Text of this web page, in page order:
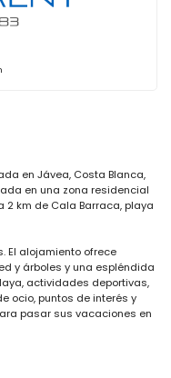
en Jávea, Costa Blanca,
en una zona residencial
2 km de Cala Barraca, playa
El alojamiento ofrece
y árboles y una espléndida
actividades deportivas,
ocio, puntos de interés y
pasar sus vacaciones en